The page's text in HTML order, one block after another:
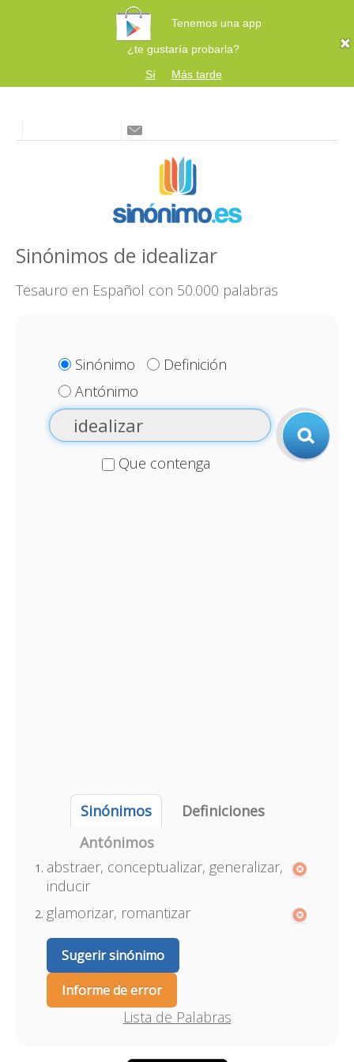
Tenemos una app
¿te gustaría probarla?
Sí
Más tarde
Sinónimos de idealizar
Tesauro en Español con 50.000 palabras
Sinónimo
Definición
Antónimo
Que contenga
Sinónimos
Definiciones
Antónimos
abstraer, conceptualizar, generalizar,
inducir
glamorizar, romantizar
Sugerir sinónimo
Informe de error
Lista de Palabras